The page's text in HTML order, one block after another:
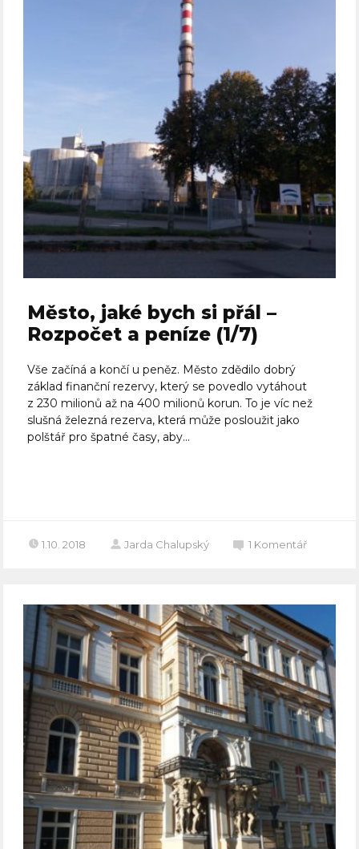
Město, jaké bych si přál –
Rozpočet a peníze (1/7)
Vše začíná a končí u peněz. Město zdědilo dobrý
základ finanční rezervy, který se povedlo vytáhout
z 230 milionů až na 400 milionů korun. To je víc než
slušná železná rezerva, která může posloužit jako
polštář pro špatné časy, aby...
1.10. 2018 Jarda Chalupský 1 Komentář